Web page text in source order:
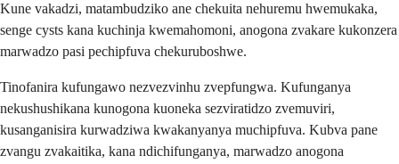
Kune vakadzi, matambudziko ane chekuita nehuremu hwemukaka,
senge cysts kana kuchinja kwemahomoni, anogona zvakare kukonzera
marwadzo pasi pechipfuva chekuruboshwe.
Tinofanira kufungawo nezvezvinhu zvepfungwa. Kufunganya
nekushushikana kunogona kuoneka sezviratidzo zvemuviri,
kusanganisira kurwadziwa kwakanyanya muchipfuva. Kubva pane
zvangu zvakaitika, kana ndichifunganya, marwadzo anogona